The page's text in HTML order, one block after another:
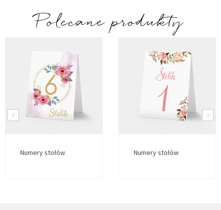
Polecane produkty
Numery stołów Numery stołów